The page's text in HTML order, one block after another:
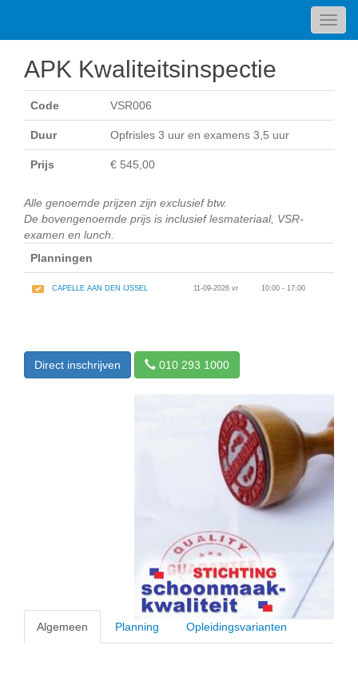
APK Kwaliteitsinspectie
Code VSR006
Duur Opfrisles 3 uur en examens 3,5 uur
Prijs € 545,00
Alle genoemde prijzen zijn exclusief btw.
De bovengenoemde prijs is inclusief lesmateriaal, VSR-
examen en lunch.
Planningen
CAPELLE AAN DEN IJSSEL 11-09-2026 vr 10:00 - 17:00
Direct inschrijven 010 293 1000
Algemeen Planning Opleidingsvarianten